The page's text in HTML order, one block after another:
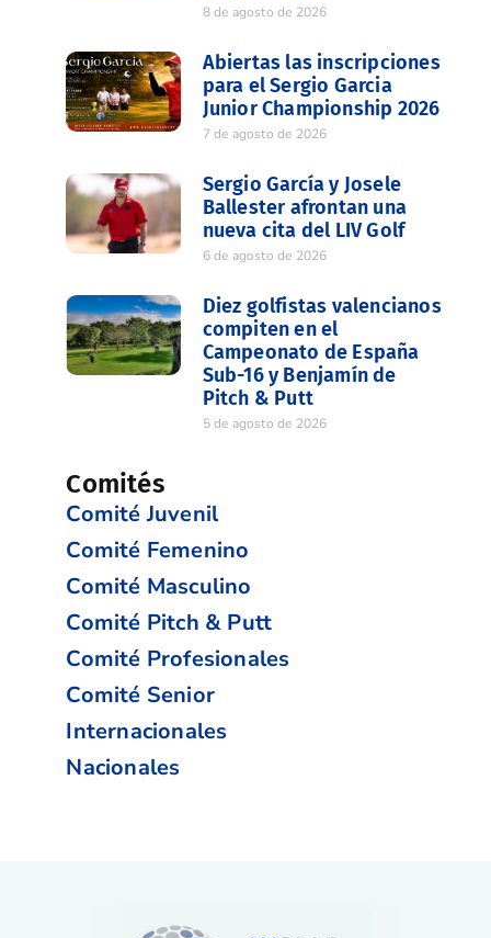
8 de agosto de 2026
Abiertas las inscripciones
para el Sergio Garcia
Junior Championship 2026
7 de agosto de 2026
Sergio García y Josele
Ballester afrontan una
nueva cita del LIV Golf
6 de agosto de 2026
Diez golfistas valencianos
compiten en el
Campeonato de España
Sub-16 y Benjamín de
Pitch & Putt
5 de agosto de 2026
Comités
Comité Juvenil
Comité Femenino
Comité Masculino
Comité Pitch & Putt
Comité Profesionales
Comité Senior
Internacionales
Nacionales